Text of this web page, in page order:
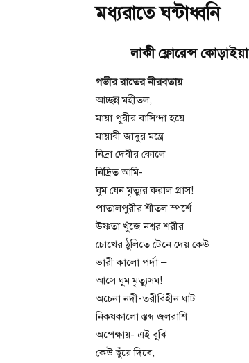
মধ্যরাতে ঘন্টাধ্বনি
লাকী ফ্লোরেন্স কোড়াইয়া
গভীর রাতের নীরবতায়
আচ্ছন্ন মহীতল,
মায়া পুরীর বাসিন্দা হয়ে
মায়াবী জাদুর মন্ত্রে
নিদ্রা দেবীর কোলে
নিদ্রিত আমি-
ঘুম যেন মৃত্যুর করাল গ্রাস!
পাতালপুরীর শীতল স্পর্শে
উষ্ণতা খুঁজে নশ্বর শরীর
চোখের ঠুলিতে টেনে দেয় কেউ
ভারী কালো পর্দা –
আসে ঘুম মৃত্যুসম!
অচেনা নদী-তরীবিহীন ঘাট
নিকষকালো স্তব্দ জলরাশি
অপেক্ষায়- এই বুঝি
কেউ ছুঁয়ে দিবে,